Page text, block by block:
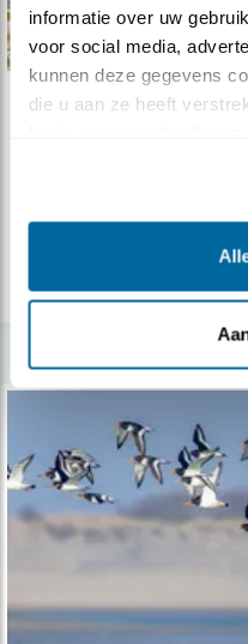
informatie over uw
voor social media,
kunnen deze gegevens
die u aan ze heeft
Verdieping
lees meer